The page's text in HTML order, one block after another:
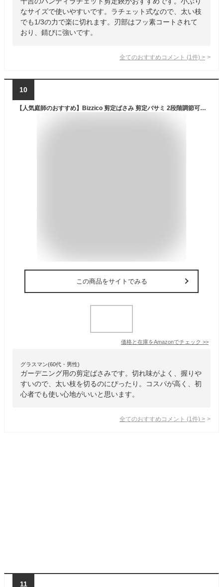
なサイズで使いやすいです。ラチェット式なので、太い枝
でも1/3の力で楽に切れます。刃部はフッ素コートされて
おり、錆びに強いです。
全てのおすすめコメント (1 件) >
10
【人気庭師のおすすめ】Bizzico 剪定ばさみ 剪定バサミ 2段階調節可能 剪定鋏 女性用 園芸用はさみ SK85高炭素鋼刃 錆びにくい ガーデニング 握りやすい枝切りはさみ 盆栽 観葉植物
この商品をサイトでみる
価格と在庫をAmazonでチェック >>
グラスマン(60代・男性)
ガーデニング用の剪定ばさみです。切れ味がよく、握りや
すいので、太い枝を切るのにぴったり。コスパが高く、初
心者でも使い心地がいいと思います。
全てのおすすめコメント (1 件) >
11